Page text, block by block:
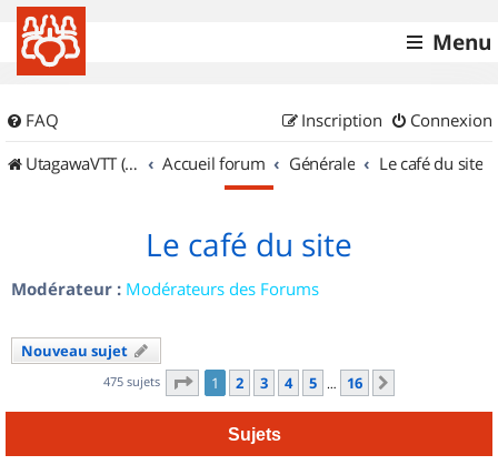
Menu
FAQ Connexion
Inscription
UtagawaVTT (Randos VTT et VTTAE avec traces GPS)
Accueil forum Générale Le café du site
Le café du site
Modérateur : Modérateurs des Forums
Nouveau sujet
475 sujets Page 1sur
1 2 3 4 5 … 16
Sujets